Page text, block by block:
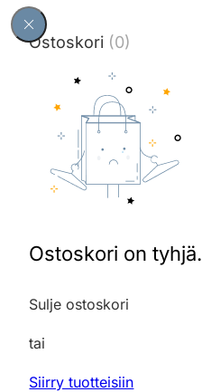
Ostoskori (0)
Ostoskori on tyhjä.
Sulje ostoskori
tai
Siirry tuotteisiin